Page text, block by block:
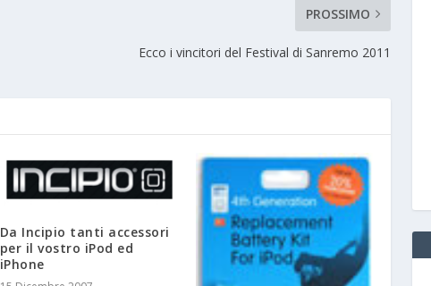
PROSSIMO
Ecco i vincitori del Festival di Sanremo 2011
Da Incipio tanti accessori
per il vostro iPod ed
iPhone